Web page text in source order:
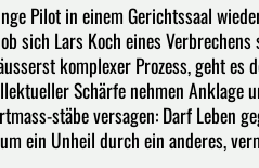
Pilot in einem Gerichtssaal
sich Lars Koch eines
komplexer Prozess, geht
Schärfe nehmen Anklage
stäbe versagen: Darf Leben
ein Unheil durch ein anderes,